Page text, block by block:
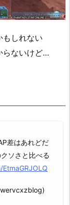
もしれない
らないけど…
差はあれどだ
ソさと比べる